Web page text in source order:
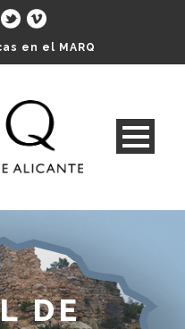
en el MARQ
DE